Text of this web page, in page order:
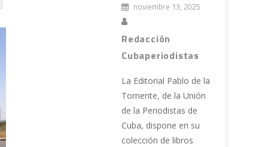
noviembre 13, 2025
Redacción
Cubaperiodistas
La Editorial Pablo de la
Torriente, de la Unión
de la Periodistas de
Cuba, dispone en su
colección de libros